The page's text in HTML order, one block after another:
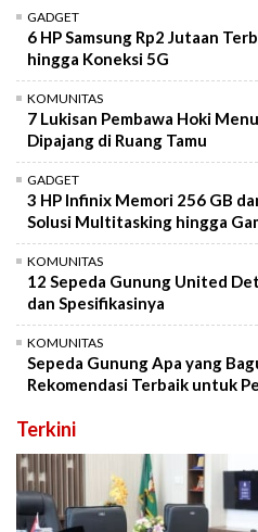
GADGET
6 HP Samsung Rp2 Jutaan
hingga Koneksi 5G
KOMUNITAS
7 Lukisan Pembawa Hoki
Dipajang di Ruang Tamu
GADGET
3 HP Infinix Memori 256 GB
Solusi Multitasking hingga
KOMUNITAS
12 Sepeda Gunung United
dan Spesifikasinya
KOMUNITAS
Sepeda Gunung Apa yang
Rekomendasi Terbaik untuk
Terkini